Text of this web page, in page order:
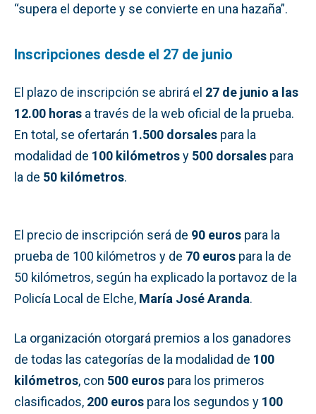
“supera el deporte y se convierte en una hazaña”.
Inscripciones desde el 27 de junio
El plazo de inscripción se abrirá el 27 de junio a las
12.00 horas a través de la web oficial de la prueba.
En total, se ofertarán 1.500 dorsales para la
modalidad de 100 kilómetrosy 500 dorsales para
la de 50 kilómetros.
El precio de inscripción será de 90 euros para la
prueba de 100 kilómetros y de 70 euros para la de
50 kilómetros, según ha explicado la portavoz de la
Policía Local de Elche, María José Aranda.
La organización otorgará premios a los ganadores
de todas las categorías de la modalidad de 100
kilómetros, con 500 euros para los primeros
clasificados, 200 euros para los segundos y 100